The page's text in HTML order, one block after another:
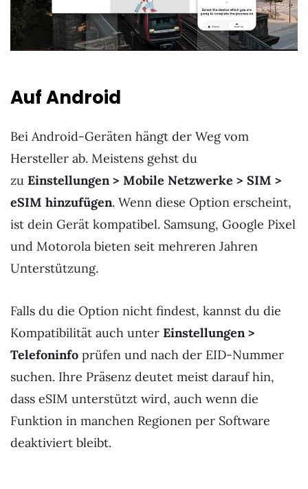
Auf Android
Bei Android-Geräten hängt der Weg vom
Hersteller ab. Meistens gehst du
zu Einstellungen > Mobile Netzwerke > SIM >
eSIM hinzufügen. Wenn diese Option erscheint,
ist dein Gerät kompatibel. Samsung, Google Pixel
und Motorola bieten seit mehreren Jahren
Unterstützung.
Falls du die Option nicht findest, kannst du die
Kompatibilität auch unter Einstellungen >
Telefoninfo prüfen und nach der EID-Nummer
suchen. Ihre Präsenz deutet meist darauf hin,
dass eSIM unterstützt wird, auch wenn die
Funktion in manchen Regionen per Software
deaktiviert bleibt.